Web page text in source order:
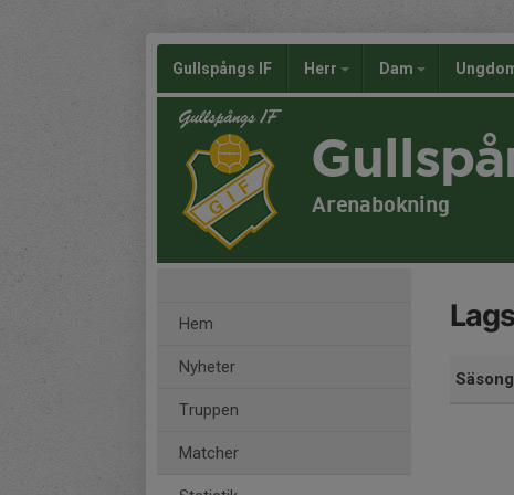
Gullspångs IF Herr Dam
Arenabokning
Hem
Nyheter
Truppen
Matcher
Säsong